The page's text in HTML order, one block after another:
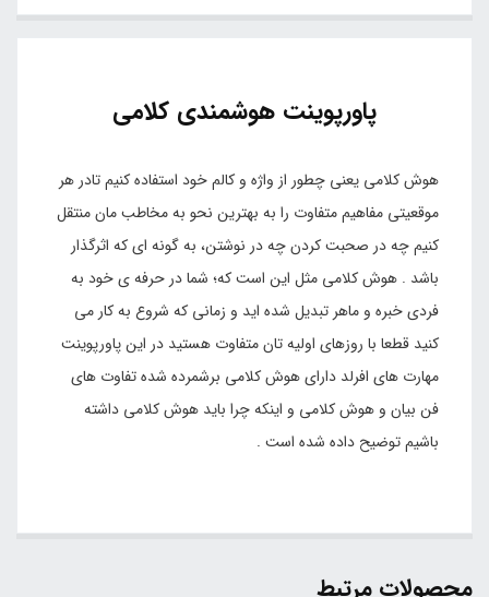
پاورپوینت هوشمندی کلامی
هوش کلامی یعنی چطور از واژه و کالم خود استفاده کنیم تادر هر
موقعیتی مفاهیم متفاوت را به بهترین نحو به مخاطب مان منتقل
کنیم چه در صحبت کردن چه در نوشتن، به گونه ای که اثرگذار
باشد . هوش کلامی مثل این است که؛ شما در حرفه ی خود به
فردی خبره و ماهر تبدیل شده اید و زمانی که شروع به کار می
کنید قطعا با روزهای اولیه تان متفاوت هستید در این پاورپوینت
مهارت های افرلد دارای هوش کلامی برشمرده شده تفاوت های
فن بیان و هوش کلامی و اینکه چرا باید هوش کلامی داشته
باشیم توضیح داده شده است .
محصولات مرتبط